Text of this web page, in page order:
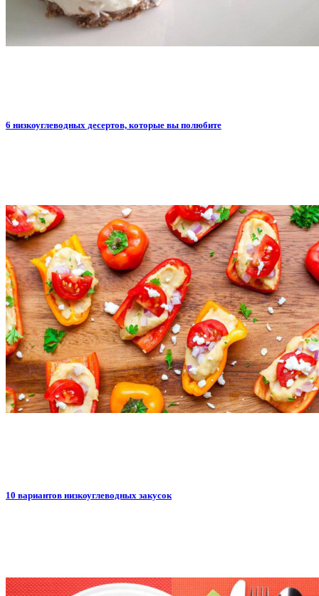
6 низкоуглеводных десертов, которые вы полюбите
10 вариантов низкоуглеводных закусок